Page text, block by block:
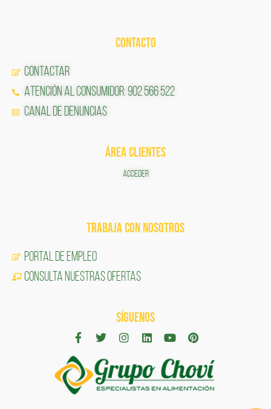
CONTACTO
Contactar
Atención al Consumidor: 902 566 522
Canal de Denuncias
ÁREA CLIENTES
ACCEDER
TRABAJA CON NOSOTROS
Portal de Empleo
CONSULTA NUESTRAS OFERTAS
SÍGUENOS